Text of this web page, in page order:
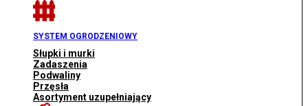
SYSTEM OGRODZENIOWY
Słupki i murki
Zadaszenia
Podwaliny
Przęsła
Asortyment uzupełniający